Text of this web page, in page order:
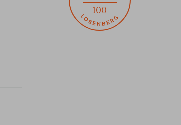
100